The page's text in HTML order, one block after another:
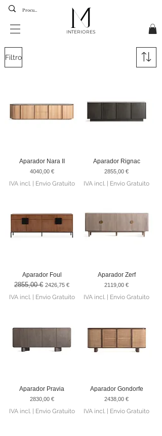
INTERIORES
Filtro
Aparador Nara II
Preço
4040,00 €
IVA incl.| Envio Gratuito
Aparador Rignac
Preço
2855,00 €
IVA incl. | Envio Gratuito
Aparador Foul
Preço normal
2855,00 € Preço promocional
2426,75 €
IVA incl.| Envio Gratuito
Aparador Zerf
Preço
2119,00 €
IVA incl. Envio Gratuito
Aparador Pravia
Preço
2830,00 €
IVA incl.| Envio Gratuito
Aparador Gondorfe
Preço
2438,00 €
IVA incl. | Envio Gratuito